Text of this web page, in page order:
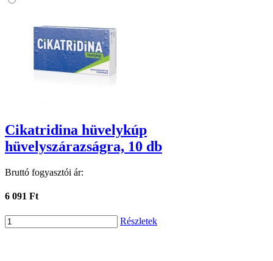
Cikatridina hüvelykúp
hüvelyszárazságra, 10 db
Bruttó fogyasztói ár:
6 091 Ft
Részletek